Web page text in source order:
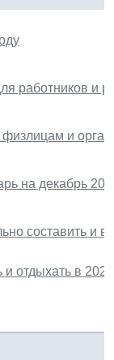
работников и
и
на декабрь
составить и
и отдыхать в